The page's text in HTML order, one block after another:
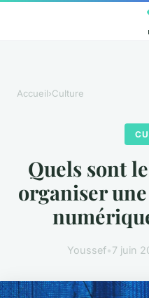
Accueil›Culture
Quels sont
organiser
Youssef•7 juin